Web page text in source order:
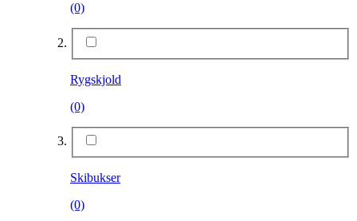
(0)
Rygskjold
(0)
Skibukser
(0)